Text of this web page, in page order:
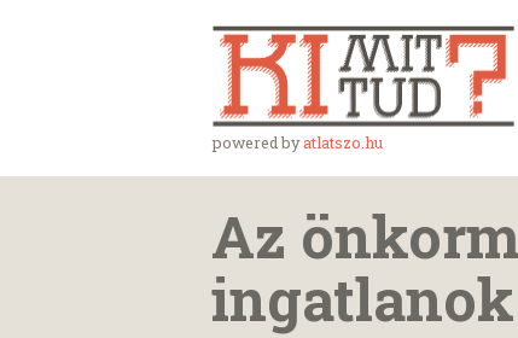
powered byatlatszo.hu
Az
ingatlanok